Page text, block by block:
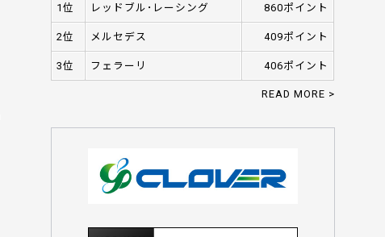
1位 レッドブル･レーシング 860ポイント
2位 メルセデス 409ポイント
3位 フェラーリ 406ポイント
READ MORE >